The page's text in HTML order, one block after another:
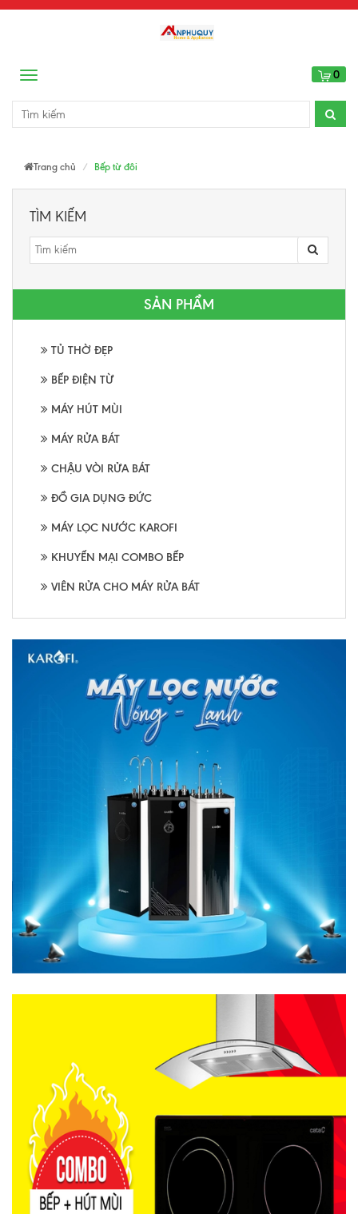
Menu 0
Trang chủ Bếp từ đôi
TÌM KIẾM
SẢN PHẨM
TỦ THỜ ĐẸP
BẾP ĐIỆN TỪ
MÁY HÚT MÙI
MÁY RỬA BÁT
CHẬU VÒI RỬA BÁT
ĐỒ GIA DỤNG ĐỨC
MÁY LỌC NƯỚC KAROFI
KHUYẾN MẠI COMBO BẾP
VIÊN RỬA CHO MÁY RỬA BÁT